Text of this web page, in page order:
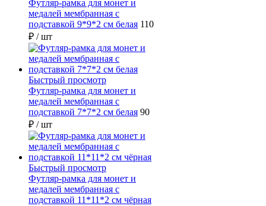
Футляр-рамка для монет и
медалей мембранная с
подставкой 9*9*2 см белая 110
₽ / шт
Быстрый просмотр
Футляр-рамка для монет и
медалей мембранная с
подставкой 7*7*2 см белая 90
₽ / шт
Быстрый просмотр
Футляр-рамка для монет и
медалей мембранная с
подставкой 11*11*2 см чёрная